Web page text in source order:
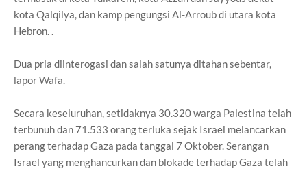
kota Qalqilya, dan kamp pengungsi Al-Arroub di utara kota
Hebron. .
Dua pria diinterogasi dan salah satunya ditahan sebentar,
lapor Wafa.
Secara keseluruhan, setidaknya 30.320 warga Palestina telah
terbunuh dan 71.533 orang terluka sejak Israel melancarkan
perang terhadap Gaza pada tanggal 7 Oktober. Serangan
Israel yang menghancurkan dan blokade terhadap Gaza telah